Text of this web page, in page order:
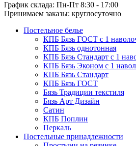
График склада: Пн-Пт 8:30 - 17:00
Принимаем заказы: круглосуточно
Постельное белье
КПБ Бязь ГОСТ c 1
КПБ Бязь однотонная
КПБ Бязь Стандарт c 1
КПБ Бязь Эконом с 1
КПБ Бязь Стандарт
КПБ Бязь ГОСТ
Бязь Традиции текстиля
Бязь Арт Дизайн
Сатин
КПБ Поплин
Перкаль
Постельные принадлежности